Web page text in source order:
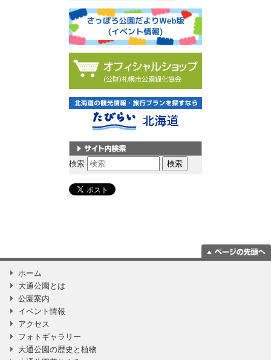
サイト内検索
検索
ホーム
大通公園とは
公園案内
イベント情報
アクセス
フォトギャラリー
大通公園の歴史と植物